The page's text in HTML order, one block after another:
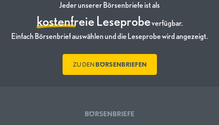
Jeder unserer Börsenbriefe ist als
kostenfreie Leseprobeverfügbar.
Einfach Börsenbrief auswählen und die Leseprobe wird angezeigt.
ZU DEN BÖRSENBRIEFEN
BÖRSENBRIEFE